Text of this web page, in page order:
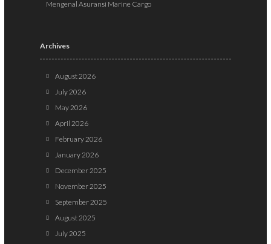
Mengenal Asuransi Marine Cargo
Archives
August 2026
July 2026
May 2026
April 2026
February 2026
January 2026
December 2025
November 2025
September 2025
August 2025
July 2025